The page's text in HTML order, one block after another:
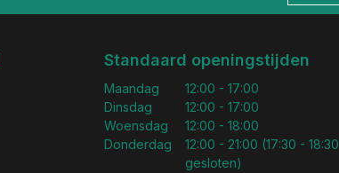
Standaard openingstijden
Maandag
Dinsdag
Woensdag
Donderdag
12:00 - 17:00
12:00 - 17:00
12:00 - 18:00
12:00 - 21:00 (17:30 - 18:30
gesloten)